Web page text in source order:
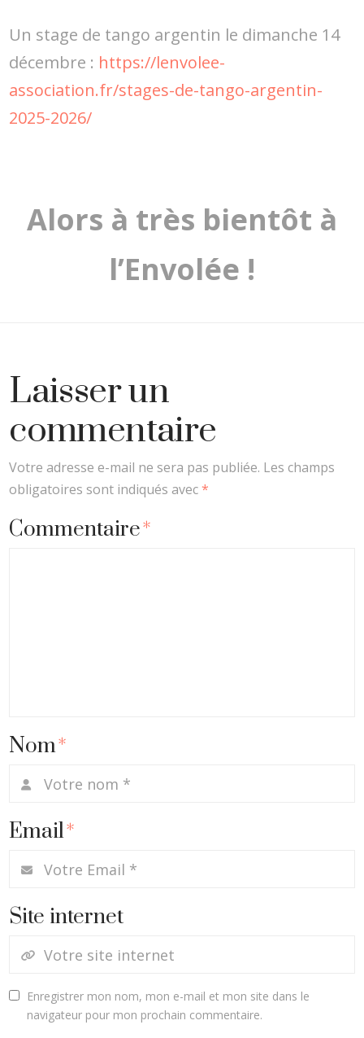
Un stage de tango argentin le dimanche 14
décembre : https://lenvolee-
association.fr/stages-de-tango-argentin-
2025-2026/
Alors à très bientôt à
l’Envolée !
Laisser un
commentaire
Votre adresse e-mail ne sera pas publiée. Les champs
obligatoires sont indiqués avec*
Commentaire*
Nom*
Email*
Site internet
Enregistrer mon nom, mon e-mail et mon site dans le
navigateur pour mon prochain commentaire.